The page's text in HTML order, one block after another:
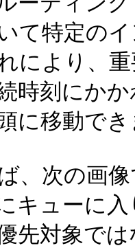
て特定の
により、
時刻にか
に移動でき
、次の画
キューに
先対象で